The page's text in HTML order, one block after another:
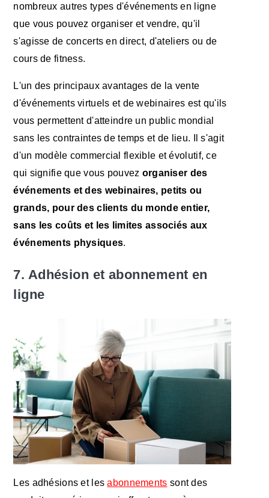
nombreux autres types d'événements en ligne
que vous pouvez organiser et vendre, qu'il
s'agisse de concerts en direct, d'ateliers ou de
cours de fitness.
L'un des principaux avantages de la vente
d'événements virtuels et de webinaires est qu'ils
vous permettent d'atteindre un public mondial
sans les contraintes de temps et de lieu. Il s'agit
d'un modèle commercial flexible et évolutif, ce
qui signifie que vous pouvez organiser des
événements et des webinaires, petits ou
grands, pour des clients du monde entier,
sans les coûts et les limites associés aux
événements physiques.
7. Adhésion et abonnement en
ligne
Les adhésions et lesabonnements sont des